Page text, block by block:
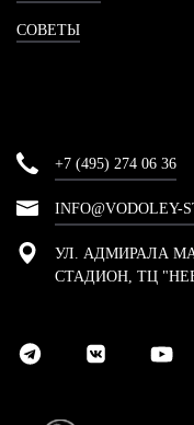
СОВЕТЫ
+7 (495) 274 06 36
INFO@VODOLEY-
УЛ. АДМИРАЛА
СТАДИОН, ТЦ